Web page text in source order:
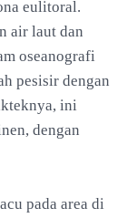
eulitoral.
air laut dan
oseanografi
pesisir dengan
ini
dengan
pada area di